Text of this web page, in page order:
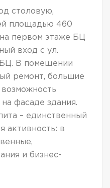
столовую,
площадью 460
первом этаже БЦ
вход с ул.
БЦ. В помещении
ремонт, большие
фасаде здания.
– единственный
активность: в
и бизнес-